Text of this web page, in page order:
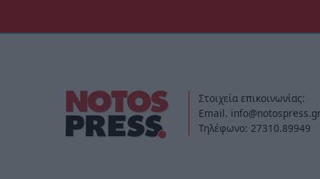
Στοιχεία επικοινωνίας:
Email. info@notospress.gr
Τηλέφωνο: 27310.89949